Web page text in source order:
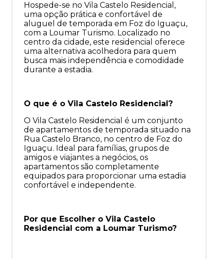
Hospede-se no Vila Castelo Residencial,
uma opção prática e confortável de
aluguel de temporada em Foz do Iguaçu,
com a Loumar Turismo. Localizado no
centro da cidade, este residencial oferece
uma alternativa acolhedora para quem
busca mais independência e comodidade
durante a estadia.
O que é o Vila Castelo Residencial?
O Vila Castelo Residencial é um conjunto
de apartamentos de temporada situado na
Rua Castelo Branco, no centro de Foz do
Iguaçu. Ideal para famílias, grupos de
amigos e viajantes a negócios, os
apartamentos são completamente
equipados para proporcionar uma estadia
confortável e independente.
Por que Escolher o Vila Castelo
Residencial com a Loumar Turismo?